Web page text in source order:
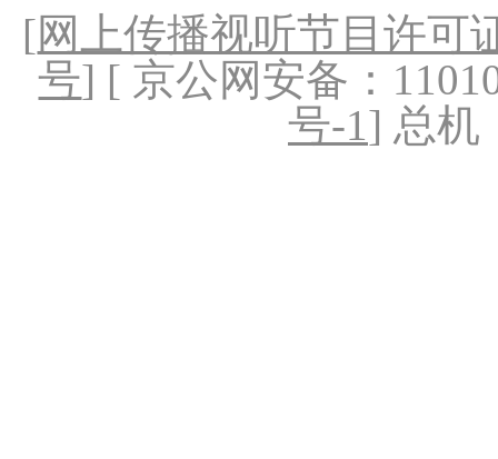
[网上传播视听节目许可
号] [ 京公网安备：
号-1] 总机